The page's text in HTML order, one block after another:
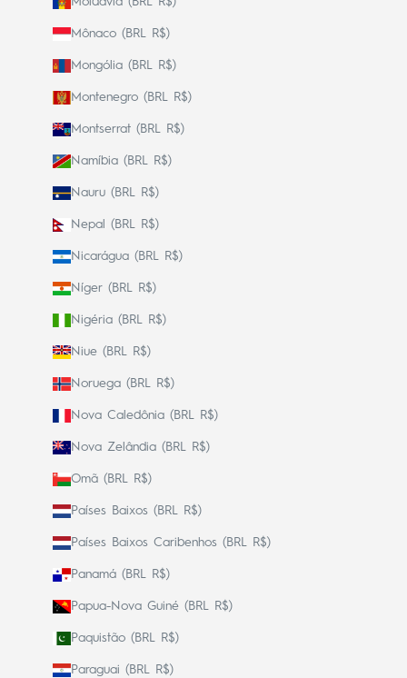
Mônaco (BRL R$)
Mongólia (BRL R$)
Montenegro (BRL R$)
Montserrat (BRL R$)
Namíbia (BRL R$)
Nauru (BRL R$)
Nepal (BRL R$)
Nicarágua (BRL R$)
Níger (BRL R$)
Nigéria (BRL R$)
Niue (BRL R$)
Noruega (BRL R$)
Nova Caledônia (BRL R$)
Nova Zelândia (BRL R$)
Omã (BRL R$)
Países Baixos (BRL R$)
Países Baixos Caribenhos (BRL R$)
Panamá (BRL R$)
Papua-Nova Guiné (BRL R$)
Paquistão (BRL R$)
Paraguai (BRL R$)